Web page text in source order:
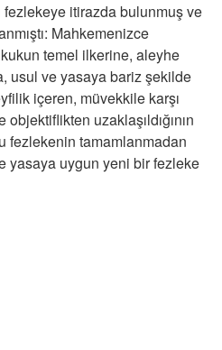
fezlekeye itirazda bulunmuş ve
Mahkemenizce
temel ilkerine, aleyhe
usul ve yasaya bariz şekilde
içeren, müvekkile karşı
uzaklaşıldığının
fezlekenin tamamlanmadan
yasaya uygun yeni bir fezleke